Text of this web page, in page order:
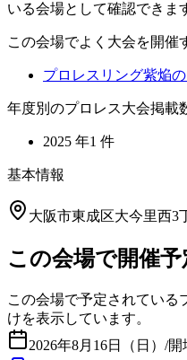
いる会場として確認できま
この会場でよく大会を開催
プロレスリング紫焔
年度別のプロレス大会掲載
2025 年1 件
基本情報
大阪市東成区大今里西3
この会場で開催
この会場で予定されている
けを表示しています。
2026年8月16日（日） /開